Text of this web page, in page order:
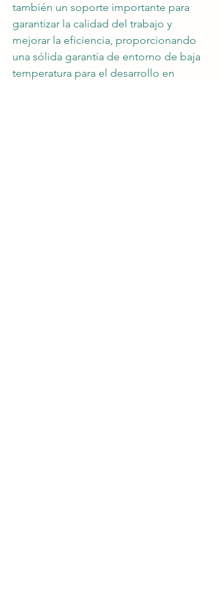
también un soporte importante para
garantizar la calidad del trabajo y
mejorar la eficiencia, proporcionando
una sólida garantía de entorno de baja
temperatura para el desarrollo en